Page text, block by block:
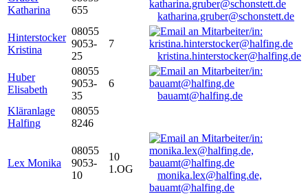
Katharina
655
katharina.gruber@schonstett.de
Hinterstocker
Kristina
08055
9053-
25
7
kristina.hinterstocker@halfing.de
Huber
Elisabeth
08055
9053-
35
6
bauamt@halfing.de
Kläranlage
Halfing
08055
8246
Lex Monika
08055
9053-
10
10
1.OG
monika.lex@halfing.de,
bauamt@halfing.de